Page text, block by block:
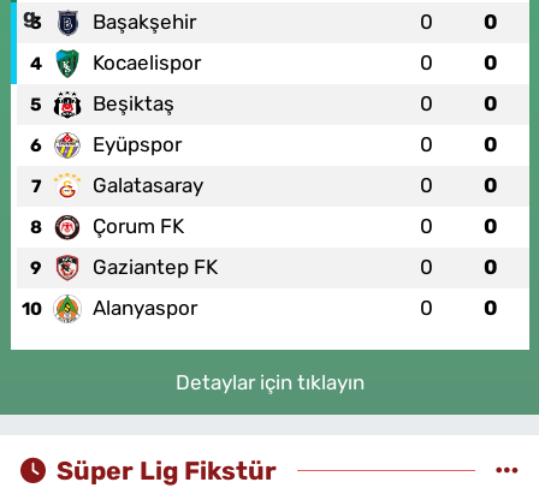
3 Başakşehir 0 0
4 Kocaelispor 0 0
5 Beşiktaş 0 0
6 Eyüpspor 0 0
7 Galatasaray 0 0
8 Çorum FK 0 0
9 Gaziantep FK 0 0
10 Alanyaspor 0 0
Detaylar için tıklayın
Süper Lig Fikstür